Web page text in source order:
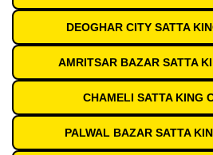
DEOGHAR CITY SATTA
AMRITSAR BAZAR SATTA
CHAMELI SATTA KING
PALWAL BAZAR SATTA